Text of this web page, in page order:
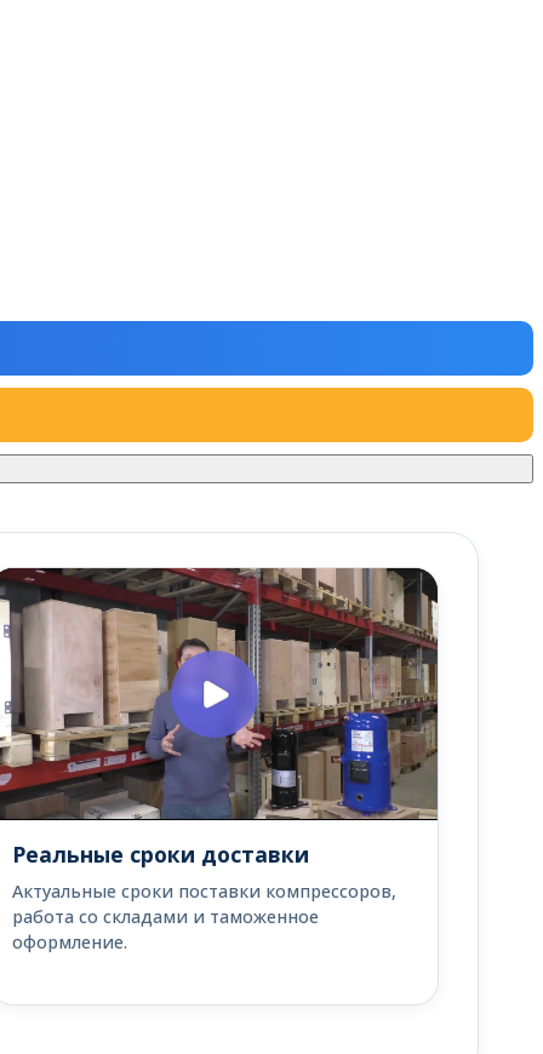
Реальные сроки доставки
Актуальные сроки поставки компрессоров,
работа со складами и таможенное
оформление.